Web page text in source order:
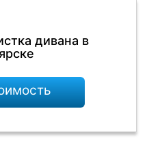
дивана в